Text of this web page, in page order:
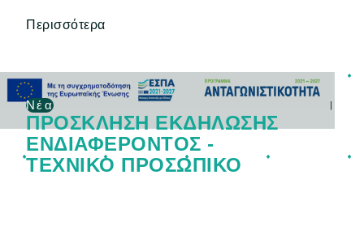
Περισσότερα
Νέα
ΠΡΟΣΚΛΗΣΗ ΕΚΔΗΛΩΣΗΣ
ΕΝΔΙΑΦΕΡΟΝΤΟΣ -
ΤΕΧΝΙΚΟ ΠΡΟΣΩΠΙΚΟ